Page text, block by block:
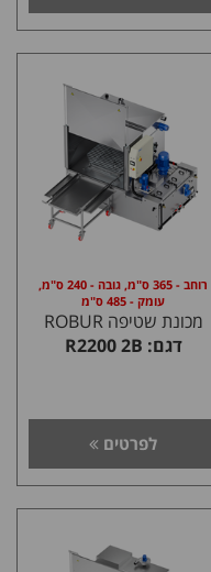
רוחב - 365 ס"מ, גובה - 240 ס"מ,
עומק - 485 ס"מ
מכונת שטיפה ROBUR
דגם: R2200 2B
לפרטים